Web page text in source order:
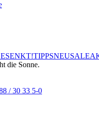
TIPPSNEUSALE
die Sonne.
/ 30 33 5-0